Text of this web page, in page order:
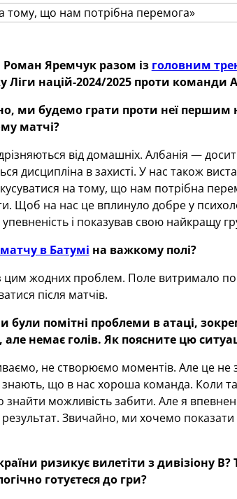
Роман Яремчук разом із головним
Ліги націй-2024/2025 проти команди
ми будемо грати проти неї першим
матчі?
від домашніх. Албанія —
дисципліна в захисті. У нас також
на тому, що нам потрібна
Щоб на нас це вплинуло добре у
і показував свою найкращу
матчу в Батумі на важкому полі?
жодних проблем. Поле витримало
після матчів.
були помітні проблеми в атаці,
але немає голів. Як поясните цю
не створюємо моментів. Але це
знають, що в нас хороша команда. Коли
знайти можливість забити. Але я
Звичайно, ми хочемо
ризикує вилетіти з дивізіону В?
готуєтеся до гри?